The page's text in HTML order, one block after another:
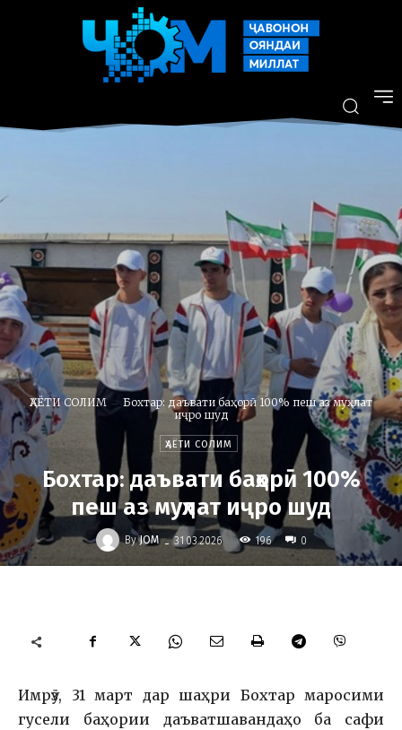
ҲАЁТИ СОЛИМ
Бохтар: даъвати баҳорӣ 100% пеш аз муҳлат
иҷро шуд
ҲАЁТИ СОЛИМ
Бохтар: даъвати баҳорӣ 100%
пеш аз муҳлат иҷро шуд
By JOM - 31.03.2026 196 0
Имрӯз, 31 март дар шаҳри Бохтар маросими
гусели баҳории даъватшавандаҳо ба сафи